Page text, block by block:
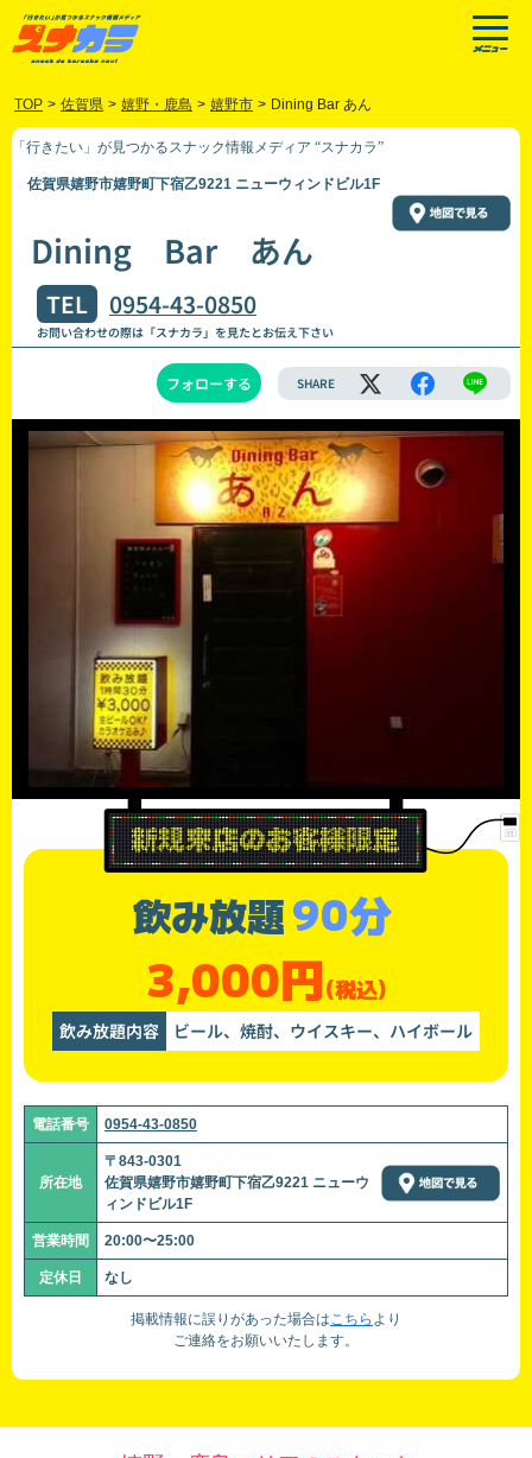
TOP > 佐賀県 > 嬉野・鹿島 > 嬉野市 > Dining Bar あん
「行きたい」が見つかるスナック情報メディア “スナカラ”
佐賀県嬉野市嬉野町下宿乙9221 ニューウィンドビル1F
Dining Bar あん
TEL 0954-43-0850
お問い合わせの際は「スナカラ」を見たとお伝え下さい
フォローする SHARE
飲み放題90分
3,000円(税込)
飲み放題内容 ビール、焼酎、ウイスキー、ハイボール
電話番号 0954-43-0850
所在地
〒843-0301
佐賀県嬉野市嬉野町下宿乙9221 ニューウ
ィンドビル1F
営業時間 20:00〜25:00
定休日 なし
掲載情報に誤りがあった場合はこちら より
ご連絡をお願いいたします。